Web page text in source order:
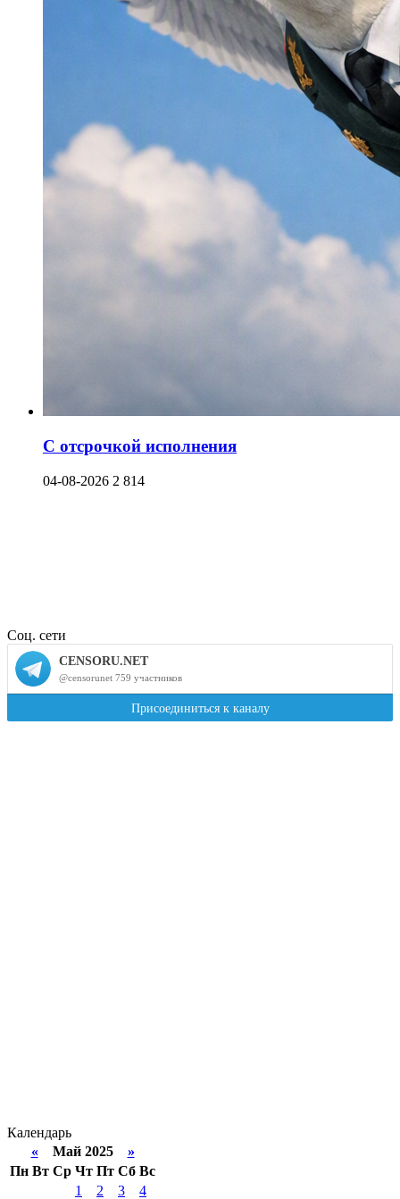
С отсрочкой исполнения
04-08-2026 2 814
Соц. сети
Календарь
«Май 2025 »
Пн Вт Ср Чт Пт Сб Вс
1
2 3
4